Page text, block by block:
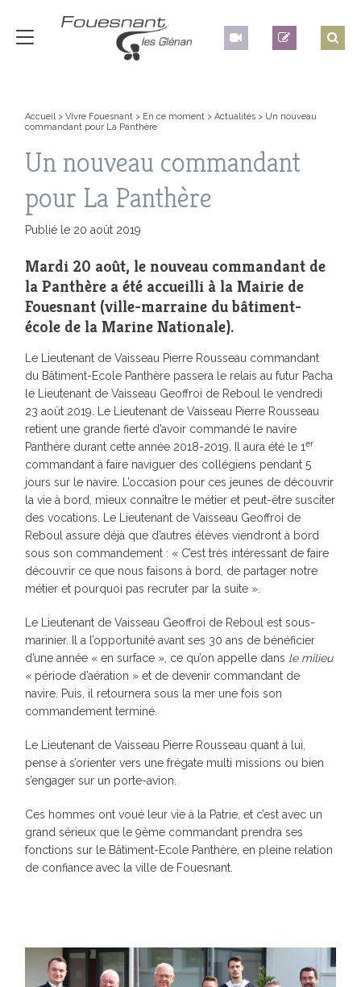
Accueil>Vivre Fouesnant > En ce moment >Actualités > Un nouveau
commandant pour La Panthère
Un nouveau commandant
pour La Panthère
Publié le 20 août 2019
Mardi 20 août, le nouveau commandant de
la Panthère a été accueilli à la Mairie de
Fouesnant (ville-marraine du bâtiment-
école de la Marine Nationale).
Le Lieutenant de Vaisseau Pierre Rousseau commandant
du Bâtiment-Ecole Panthère passera le relais au futur Pacha
le Lieutenant de Vaisseau Geoffroi de Reboul le vendredi
23 août 2019. Le Lieutenant de Vaisseau Pierre Rousseau
retient une grande fierté d’avoir commandé le navire
Panthère durant cette année 2018-2019. Il aura été le 1er
commandant à faire naviguer des collégiens pendant 5
jours sur le navire. L’occasion pour ces jeunes de découvrir
la vie à bord, mieux connaître le métier et peut-être susciter
des vocations. Le Lieutenant de Vaisseau Geoffroi de
Reboul assure déjà que d’autres élèves viendront à bord
sous son commandement : « C’est très intéressant de faire
découvrir ce que nous faisons à bord, de partager notre
métier et pourquoi pas recruter par la suite ».
Le Lieutenant de Vaisseau Geoffroi de Reboul est sous-
marinier. Il a l’opportunité avant ses 30 ans de bénéficier
d’une année « en surface », ce qu’on appelle dans le milieu
« période d’aération » et de devenir commandant de
navire. Puis, il retournera sous la mer une fois son
commandement terminé.
Le Lieutenant de Vaisseau Pierre Rousseau quant à lui,
pense à s’orienter vers une frégate multi missions ou bien
s’engager sur un porte-avion.
Ces hommes ont voué leur vie à la Patrie, et c’est avec un
grand sérieux que le 9ème commandant prendra ses
fonctions sur le Bâtiment-Ecole Panthère, en pleine relation
de confiance avec la ville de Fouesnant.